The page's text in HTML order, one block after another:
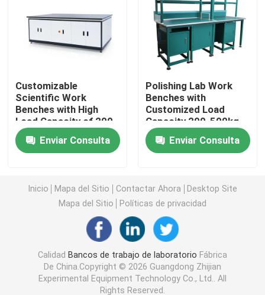
Capilla del humo del laboratorio
Armario de almacenamiento de laboratorio
Muebles de laboratorio para estudiantes
Banco de la balanza del laboratorio
Accesorios para muebles de laboratorio
Silla plegable del auditorio
Silla elevadora de laboratorio
Customizable
Scientific Work
Benches with High
Load Capacity of 200-
500kg
Enviar Consulta
Polishing Lab Work
Benches with
Customized Load
Capacity 200-500kg
and Powder Coating
Enviar Consulta
Inicio Mapa del Sitio Contactar Ahora
Desktop Site
Mapa del Sitio
Políticas de privacidad
Calidad Bancos de trabajo de laboratorio Fábrica
De China.Copyright © 2026 Guangdong Zhijian
Experimental Equipment Technology Co., Ltd.. All
Rights Reserved.